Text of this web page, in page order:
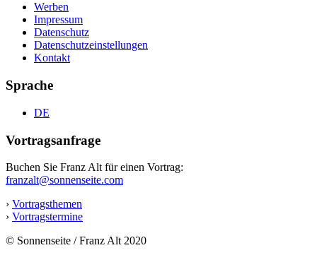
Werben
Impressum
Datenschutz
Datenschutzeinstellungen
Kontakt
Sprache
DE
Vortragsanfrage
Buchen Sie Franz Alt für einen Vortrag:
franzalt@sonnenseite.com
› Vortragsthemen
› Vortragstermine
© Sonnenseite / Franz Alt 2020